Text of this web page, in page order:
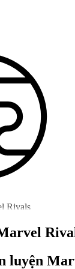
luyện